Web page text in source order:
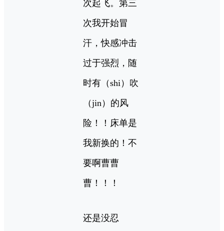
次起飞。第三
次我开始冒
汗，快感冲击
过于强烈，随
时有（shi）吹
（jin）的风
险！！床单是
我新换的！不
要啊曹曹
曹！！！
还是没忍